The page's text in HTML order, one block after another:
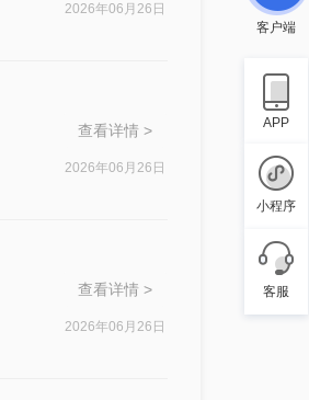
2026年06月26日
查看详情 >
2026年06月26日
查看详情 >
2026年06月26日
客户端
APP
小程序
客服